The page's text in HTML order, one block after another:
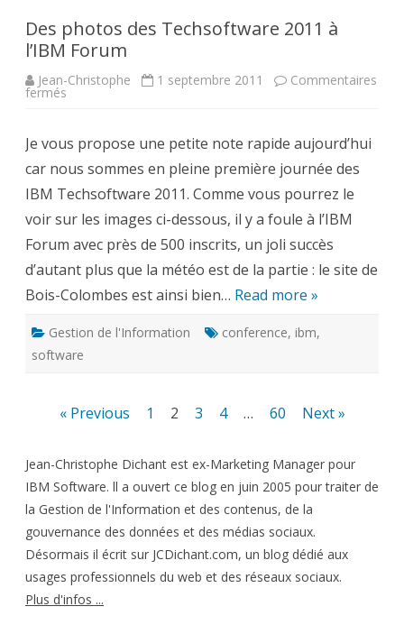
Des photos des Techsoftware 2011 à
l’IBM Forum
Jean-Christophe 1 septembre 2011 Commentaires
fermés
Techsoftware
2011
à
l’IBM
Forum
Je vous propose une petite note rapide aujourd’hui
car nous sommes en pleine première journée des
IBM Techsoftware 2011. Comme vous pourrez le
voir sur les images ci-dessous, il y a foule à l’IBM
Forum avec près de 500 inscrits, un joli succès
d’autant plus que la météo est de la partie : le site de
Bois-Colombes est ainsi bien… Read more »
Gestion de l'Information conference, ibm,
software
Pagination
publications
« Previous 1 2 3 4 … 60 Next »
Jean-Christophe Dichant est ex-Marketing Manager pour
IBM Software. ll a ouvert ce blog en juin 2005 pour traiter de
la Gestion de l'Information et des contenus, de la
gouvernance des données et des médias sociaux.
Désormais il écrit sur JCDichant.com, un blog dédié aux
usages professionnels du web et des réseaux sociaux.
Plus d'infos ...